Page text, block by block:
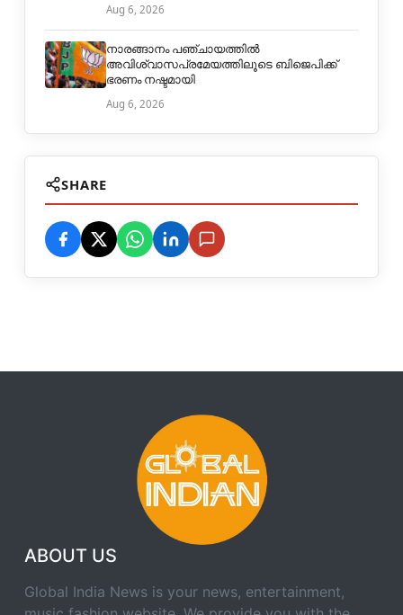
Aug 6, 2026
നാരങ്ങാനം പഞ്ചായത്തില്‍
അവിശ്വാസപ്രമേയത്തിലൂടെ ബിജെപിക്ക്
ഭരണം നഷ്ടമായി
Aug 6, 2026
SHARE
ABOUT US
Global India News is your news, entertainment,